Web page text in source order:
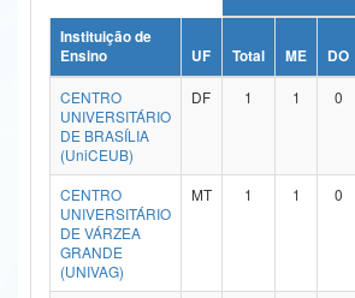
Ministério da Ciência, Tecnologia, Inovações e
Ministério do Meio Ambiente
Ministério do Turismo
Ministério do Desenvolvimento Regional
Controladoria-Geral da União
Ministério da Mulher, da Família e dos Direitos Humanos
Instituição de
Ensino
UF Total ME DO
CENTRO
UNIVERSITÁRIO
DE BRASÍLIA
(UniCEUB)
DF 1 1 0
CENTRO
UNIVERSITÁRIO
DE VÁRZEA
GRANDE
(UNIVAG)
MT 1 1 0